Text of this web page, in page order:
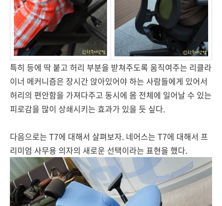
특히 등에 딱 붙고 허리 부분을 받쳐주도록 움직여주는 리클라
이너 메커니즘은 장시간 앉아있어야 하는 사람들에게 있어서
허리의 편안함을 가져다주고 동시에 몸 전체에 일어날 수 있는
피로감을 많이 상쇄시키는 효과가 있을 듯 싶다.
다음으로는 T7에 대해서 살펴보자. 네어스는 T7에 대해서 프
리미엄 사무용 의자의 새로운 선택이라는 표현을 했다.